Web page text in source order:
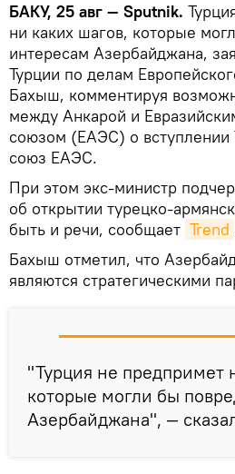
БАКУ, 25 авг — Sputnik.
ни каких шагов, которые
интересам Азербайджана,
Турции по делам
Бахыш, комментируя
между Анкарой и
союзом (ЕАЭС) о вступлении
союз ЕАЭС.
При этом экс-министр
об открытии турецко-
быть и речи, сообщает Trend
Бахыш отметил, что
являются стратегическими
"Турция не предпримет
которые могли бы
Азербайджана", —